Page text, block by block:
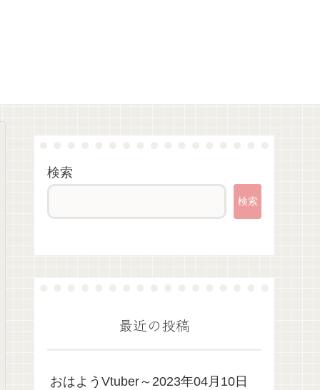
検索
検索
最近の投稿
おはようVtuber～2023年04月10日